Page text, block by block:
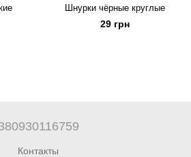
Шнурки чёрные круглые
29 грн
Контакты